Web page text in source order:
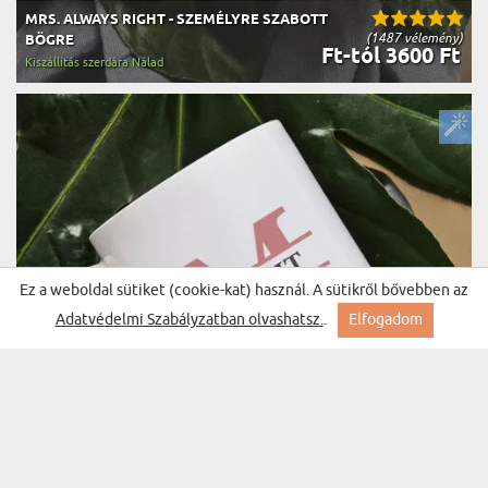
(1487 vélemény)
MRS. ALWAYS RIGHT - SZEMÉLYRE SZABOTT
BÖGRE
Ft-tól 3600 Ft
Kiszállítás szerdára Nálad
Ez a weboldal sütiket (cookie-kat) használ. A sütikről bővebben az
Adatvédelmi Szabályzatban olvashatsz.. Elfogadom